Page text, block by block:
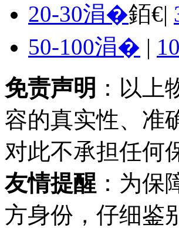
20-30涓�銆€|
50-100涓� |
免责声明 ：以
容的真实性、准
对此不承担任何
友情提醒 ：为
方身份，仔细鉴